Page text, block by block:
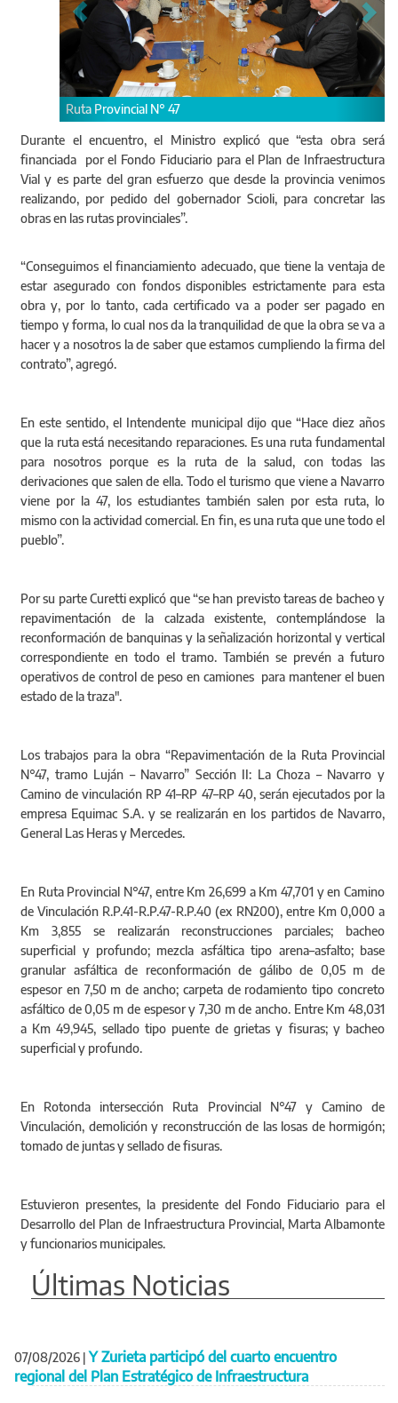
Ruta Provincial N° 47
Durante el encuentro, el Ministro explicó que “esta obra será
financiada por el Fondo Fiduciario para el Plan de Infraestructura
Vial y es parte del gran esfuerzo que desde la provincia venimos
realizando, por pedido del gobernador Scioli, para concretar las
obras en las rutas provinciales”.
“Conseguimos el financiamiento adecuado, que tiene la ventaja de
estar asegurado con fondos disponibles estrictamente para esta
obra y, por lo tanto, cada certificado va a poder ser pagado en
tiempo y forma, lo cual nos da la tranquilidad de que la obra se va a
hacer y a nosotros la de saber que estamos cumpliendo la firma del
contrato”, agregó.
En este sentido, el Intendente municipal dijo que “Hace diez años
que la ruta está necesitando reparaciones. Es una ruta fundamental
para nosotros porque es la ruta de la salud, con todas las
derivaciones que salen de ella. Todo el turismo que viene a Navarro
viene por la 47, los estudiantes también salen por esta ruta, lo
mismo con la actividad comercial. En fin, es una ruta que une todo el
pueblo”.
Por su parte Curetti explicó que “se han previsto tareas de bacheo y
repavimentación de la calzada existente, contemplándose la
reconformación de banquinas y la señalización horizontal y vertical
correspondiente en todo el tramo. También se prevén a futuro
operativos de control de peso en camiones para mantener el buen
estado de la traza".
Los trabajos para la obra “Repavimentación de la Ruta Provincial
N°47, tramo Luján – Navarro” Sección II: La Choza – Navarro y
Camino de vinculación RP 41–RP 47–RP 40, serán ejecutados por la
empresa Equimac S.A. y se realizarán en los partidos de Navarro,
General Las Heras y Mercedes.
En Ruta Provincial N°47, entre Km 26,699 a Km 47,701 y en Camino
de Vinculación R.P.41-R.P.47-R.P.40 (ex RN200), entre Km 0,000 a
Km 3,855 se realizarán reconstrucciones parciales; bacheo
superficial y profundo; mezcla asfáltica tipo arena–asfalto; base
granular asfáltica de reconformación de gálibo de 0,05 m de
espesor en 7,50 m de ancho; carpeta de rodamiento tipo concreto
asfáltico de 0,05 m de espesor y 7,30 m de ancho. Entre Km 48,031
a Km 49,945, sellado tipo puente de grietas y fisuras; y bacheo
superficial y profundo.
En Rotonda intersección Ruta Provincial N°47 y Camino de
Vinculación, demolición y reconstrucción de las losas de hormigón;
tomado de juntas y sellado de fisuras.
Estuvieron presentes, la presidente del Fondo Fiduciario para el
Desarrollo del Plan de Infraestructura Provincial, Marta Albamonte
y funcionarios municipales.
Últimas Noticias
07/08/2026 | Y Zurieta participó del cuarto encuentro
regional del Plan Estratégico de Infraestructura